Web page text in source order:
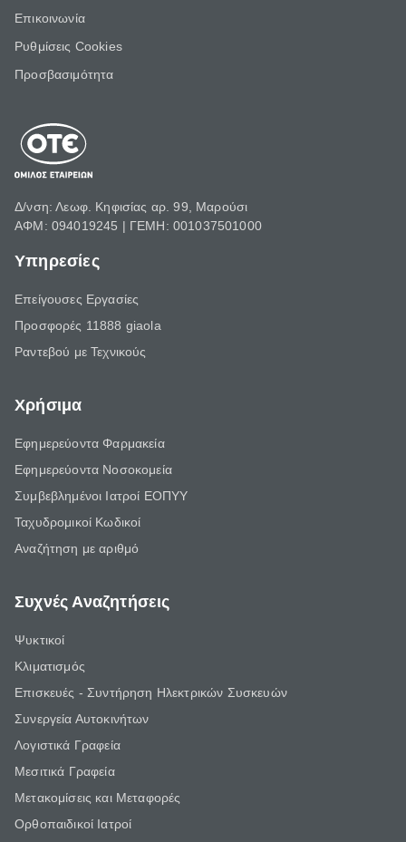
Επικοινωνία
Ρυθμίσεις Cookies
Προσβασιμότητα
Δ/νση: Λεωφ. Κηφισίας αρ. 99, Μαρούσι
ΑΦΜ: 094019245 | ΓΕΜΗ: 001037501000
Υπηρεσίες
Επείγουσες Εργασίες
Προσφορές 11888 giaola
Ραντεβού με Τεχνικούς
Χρήσιμα
Εφημερεύοντα Φαρμακεία
Εφημερεύοντα Νοσοκομεία
Συμβεβλημένοι Ιατροί ΕΟΠΥΥ
Ταχυδρομικοί Κωδικοί
Αναζήτηση με αριθμό
Συχνές Αναζητήσεις
Ψυκτικοί
Κλιματισμός
Επισκευές - Συντήρηση Ηλεκτρικών Συσκευών
Συνεργεία Αυτοκινήτων
Λογιστικά Γραφεία
Μεσιτικά Γραφεία
Μετακομίσεις και Μεταφορές
Ορθοπαιδικοί Ιατροί